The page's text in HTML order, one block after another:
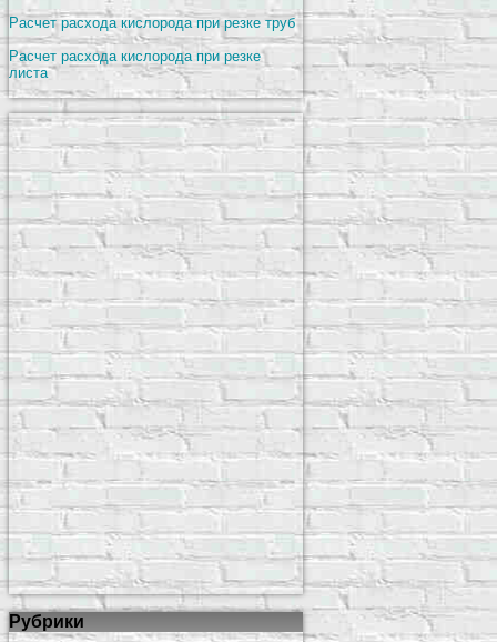
Расчет расхода кислорода при резке труб
Расчет расхода кислорода при резке
листа
Рубрики